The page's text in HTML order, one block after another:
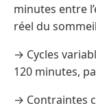
minutes entre
réel du
→ Cycles
120 minutes,
→ Contraintes